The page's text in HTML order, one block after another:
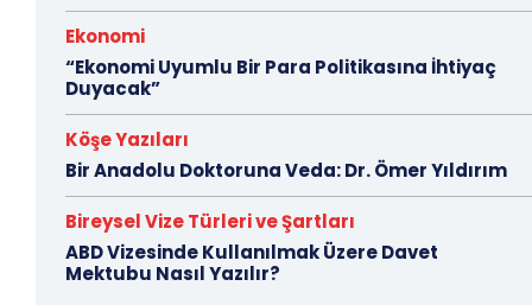
Ekonomi
“Ekonomi Uyumlu Bir Para Politikasına İhtiyaç
Duyacak”
Köşe Yazıları
Bir Anadolu Doktoruna Veda: Dr. Ömer Yıldırım
Bireysel Vize Türleri ve Şartları
ABD Vizesinde Kullanılmak Üzere Davet
Mektubu Nasıl Yazılır?